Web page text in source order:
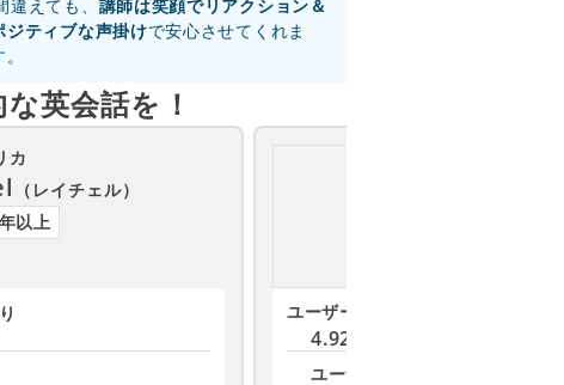
違えても、 講師は笑顔でリアクション＆
ジティブな声掛けで安心させてくれま
英会話を！
カ
（レイチェル）
以上
ユーザーの評価
4.92
ユーザーの声